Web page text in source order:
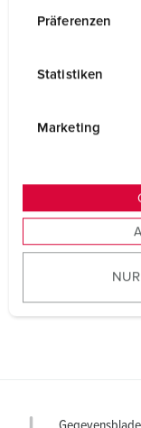
s
u
w
Präferenzen
Statistiken
Marketing